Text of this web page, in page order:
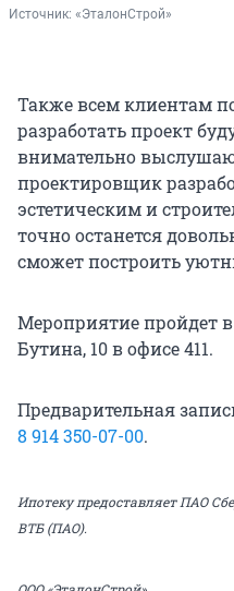
Источник: «ЭталонСтрой»
Также всем клиентам
разработать проект
внимательно
проектировщик
эстетическим и
точно останется
сможет построить
Мероприятие пройдет
Бутина, 10 в офисе 411.
Предварительная
8 914 350-07-00.
Ипотеку предоставляет ПАО
ВТБ (ПАО).